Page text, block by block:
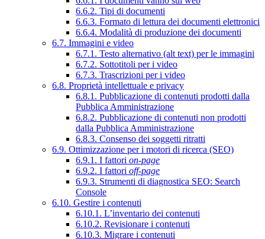
6.6.2. Tipi di documenti
6.6.3. Formato di lettura dei documenti elettronici
6.6.4. Modalità di produzione dei documenti
6.7. Immagini e video
6.7.1. Testo alternativo (alt text) per le immagini
6.7.2. Sottotitoli per i video
6.7.3. Trascrizioni per i video
6.8. Proprietà intellettuale e privacy
6.8.1. Pubblicazione di contenuti prodotti dalla
Pubblica Amministrazione
6.8.2. Pubblicazione di contenuti non prodotti
dalla Pubblica Amministrazione
6.8.3. Consenso dei soggetti ritratti
6.9. Ottimizzazione per i motori di ricerca (SEO)
6.9.1. I fattori on-page
6.9.2. I fattori off-page
6.9.3. Strumenti di diagnostica SEO: Search
Console
6.10. Gestire i contenuti
6.10.1. L’inventario dei contenuti
6.10.2. Revisionare i contenuti
6.10.3. Migrare i contenuti